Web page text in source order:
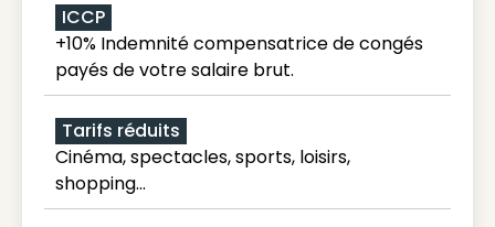
ICCP
+10% Indemnité compensatrice de congés
payés de votre salaire brut.
Tarifs réduits
Cinéma, spectacles, sports, loisirs,
shopping...